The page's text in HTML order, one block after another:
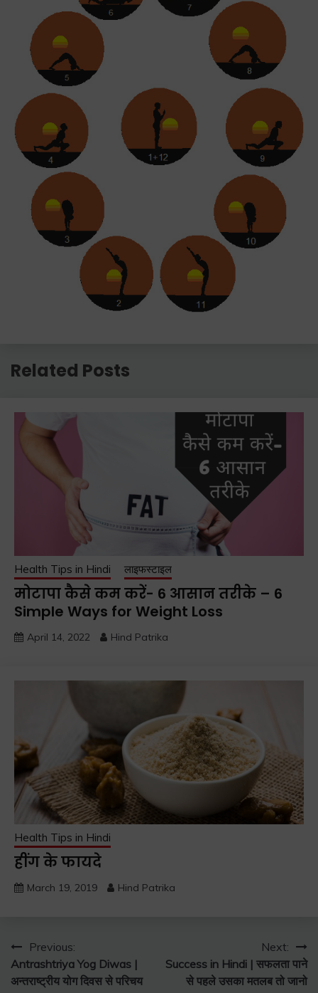
Related Posts
Health Tips in Hindi लाइफस्टाइल
मोटापा कैसे कम करें- 6 आसान तरीके – 6
Simple Ways for Weight Loss
April 14, 2022 Hind Patrika
Health Tips in Hindi
हींग के फायदे
March 19, 2019 Hind Patrika
Post
navigation
Previous:
Antrashtriya Yog Diwas |
अन्तराष्ट्रीय योग दिवस से परिचय
Next:
Success in Hindi | सफलता पाने
से पहले उसका मतलब तो जानो